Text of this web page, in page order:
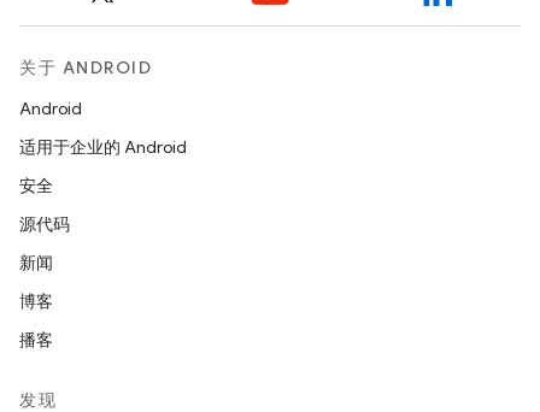
关于 ANDROID
Android
适用于企业的 Android
安全
源代码
新闻
博客
播客
发现